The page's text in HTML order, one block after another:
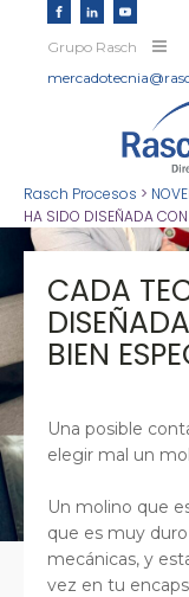
Grupo Rasch
Rasch Procesos >
HA SIDO DISEÑADA
CADA
BIEN
Una posible
elegir mal un
Un molino que
que es muy
mecánicas, y
vez en tu